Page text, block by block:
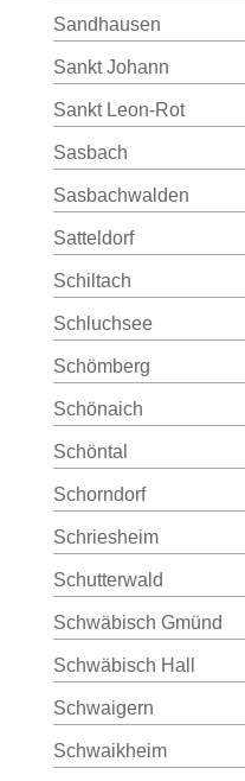
Sandhausen
Sankt Johann
Sankt Leon-Rot
Sasbach
Sasbachwalden
Satteldorf
Schiltach
Schluchsee
Schömberg
Schönaich
Schöntal
Schorndorf
Schriesheim
Schutterwald
Schwäbisch Gmünd
Schwäbisch Hall
Schwaigern
Schwaikheim